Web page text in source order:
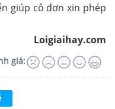
giúp cô đơn xin phép
Loigiaihay.com
giá: